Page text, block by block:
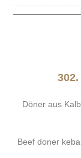
Döner aus
Beef doner